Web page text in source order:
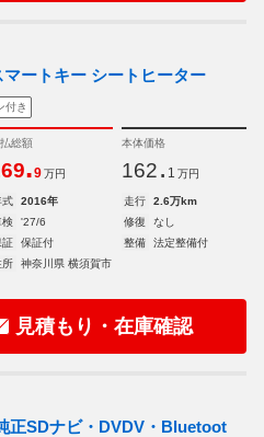
ートキー シートヒーター
付き
総額
.9 万円
本体価格
162. 1 万円
式 2016年 走行
2.6万km
検
'27/6 修復
なし
証
保証付 整備
法定整備付
所
神奈川県 横須賀市
見積もり・在庫確認
正SDナビ・DVDV・Bluetoot